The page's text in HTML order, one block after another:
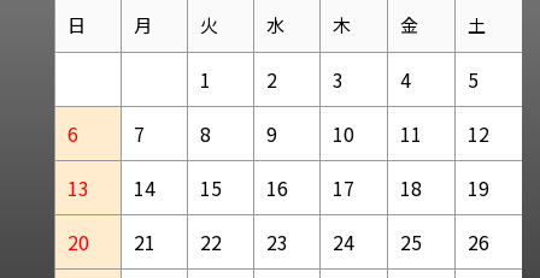
日 月 火 水 木 金 土
1 2 3 4
5
6
7 8 9 10 11
12
13
14 15 16 17 18
19
20
21 22 23 24 25 26